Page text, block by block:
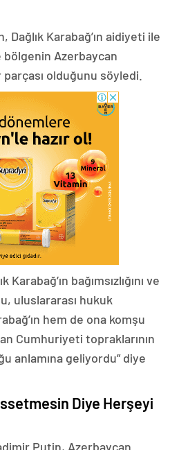
Dağlık Karabağ’ın aidiyeti ile
Azerbaycan
olduğunu söyledi.
Karabağ’ın bağımsızlığını ve
uluslararası hukuk
hem de ona komşu
Cumhuriyeti topraklarının
anlamına geliyordu” diye
Diye Herşeyi
Putin, Azerbaycan